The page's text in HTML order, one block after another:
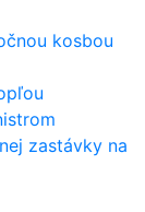
kosbou
zastávky na